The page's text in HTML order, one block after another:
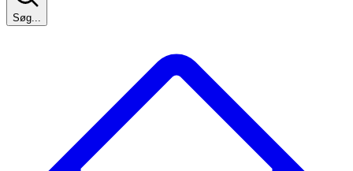
Søg...